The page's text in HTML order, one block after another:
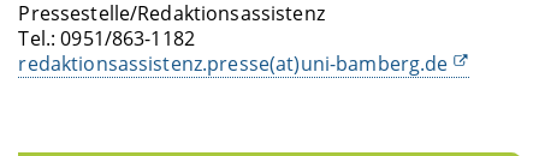
Pressestelle/Redaktionsassistenz
Tel.: 0951/863-1182
redaktionsassistenz.presse(at)uni-bamberg.de